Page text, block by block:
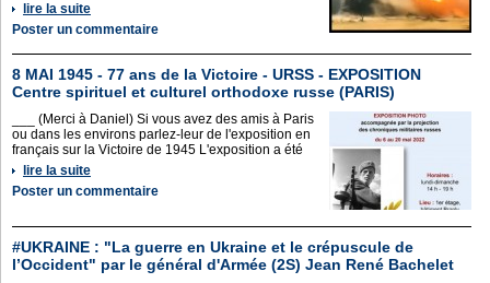
lire la suite
Poster un commentaire
8 MAI 1945 - 77 ans de la Victoire - URSS - EXPOSITION
Centre spirituel et culturel orthodoxe russe (PARIS)
___ (Merci à Daniel) Si vous avez des amis à Paris
ou dans les environs parlez-leur de l'exposition en
français sur la Victoire de 1945 L'exposition a été
lire la suite
Poster un commentaire
#UKRAINE : "La guerre en Ukraine et le crépuscule de
l’Occident" par le général d'Armée (2S) Jean René Bachelet